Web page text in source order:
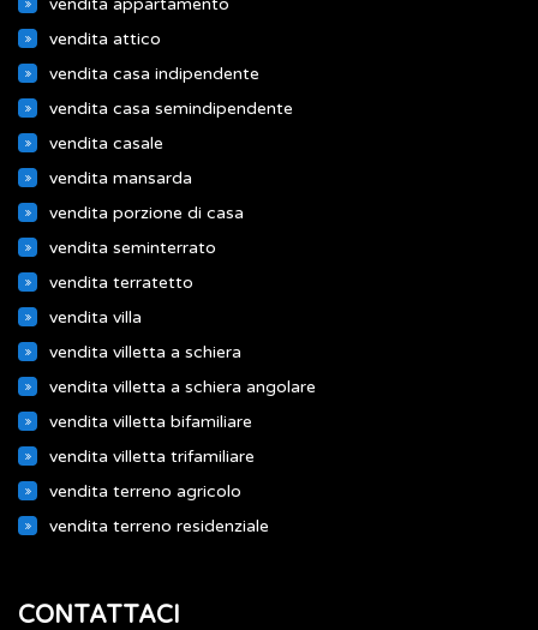
vendita appartamento
vendita attico
vendita casa indipendente
vendita casa semindipendente
vendita casale
vendita mansarda
vendita porzione di casa
vendita seminterrato
vendita terratetto
vendita villa
vendita villetta a schiera
vendita villetta a schiera angolare
vendita villetta bifamiliare
vendita villetta trifamiliare
vendita terreno agricolo
vendita terreno residenziale
CONTATTACI